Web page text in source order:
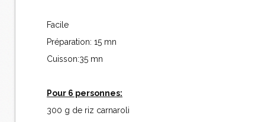
Facile
Préparation: 15 mn
Cuisson:35 mn
Pour 6 personnes:
300 g de riz carnaroli